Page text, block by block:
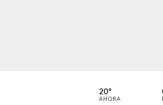
LA
ABC CARDINAL
20º
AHORA